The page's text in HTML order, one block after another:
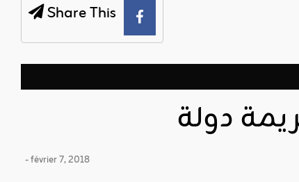
Share This
دولة
- février 7, 2018